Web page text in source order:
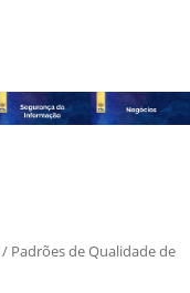
/ Padrões de Qualidade de